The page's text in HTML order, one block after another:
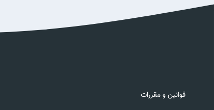
قوانین و مقررات